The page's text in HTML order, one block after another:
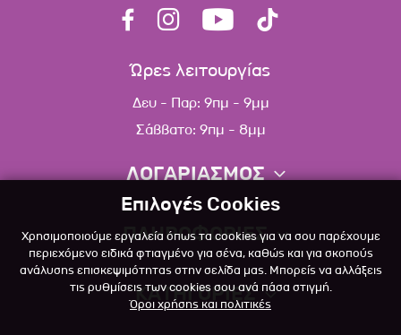
Ώρες λειτουργίας
Δευ - Παρ: 9πμ - 9μμ
Σάββατο: 9πμ - 8μμ
ΛΟΓΑΡΙΑΣΜΟΣ
Πληροφορίες λογαριασμού
Λίστα αγαπημένων
Πολιτική επιστροφών
ΠΛΗΡΟΦΟΡΙΕΣ
Σχετικά
Επικοινωνία
ΚΑΤΗΓΟΡΙΕΣ
Επιλογές Cookies
Χρησιμοποιούμε εργαλεία όπως τα cookies για να σου παρέχουμε
περιεχόμενο ειδικά φτιαγμένο για σένα, καθώς και για σκοπούς
ανάλυσης επισκεψιμότητας στην σελίδα μας. Μπορείς να αλλάξεις
τις ρυθμίσεις των cookies σου ανά πάσα στιγμή.
Όροι χρήσης και πολιτικές